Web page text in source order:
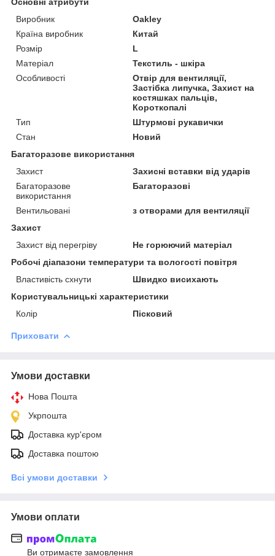
Виробник
Oakley
Країна виробник
Китай
Розмір
L
Матеріал
Текстиль - шкіра
Особливості
Отвір для вентиляції,
Застібка липучка, Захист на
костяшках пальців,
Короткопалі
Тип
Штурмові рукавички
Стан
Новий
Багаторазове використання
Захист
Захисні вставки від ударів
Багаторазове
використання
Багаторазові
Вентильовані
з отворами для вентиляції
Захист
Захист від перегріву
Не горюючий матеріал
Робочі діапазони температури та вологості повітря
Властивість схнути
Швидко висихають
Користувальницькі характеристики
Колір
Пісковий
Приховати
Умови доставки
Нова Пошта
Укрпошта
Доставка кур'єром
Доставка поштою
Всі умови доставки
Умови оплати
Ви отримаєте замовлення